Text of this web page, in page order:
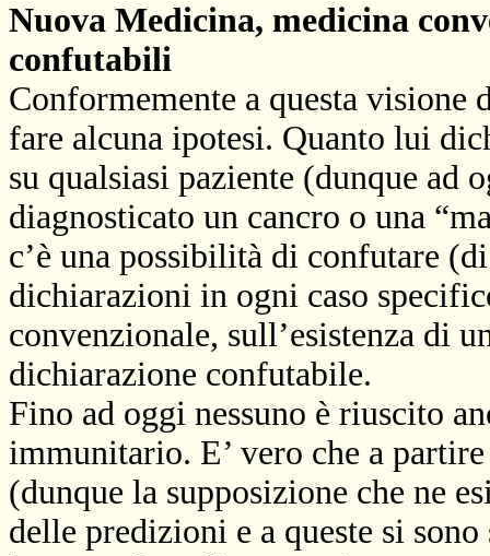
Nuova Medicina, medicina
confutabili
Conformemente a questa
fare alcuna ipotesi. Quanto lui
su qualsiasi paziente (dunque ad
diagnosticato un cancro o una
c’è una possibilità di confutare
dichiarazioni in ogni caso
convenzionale, sull’esistenza di
dichiarazione confutabile.
Fino ad oggi nessuno è riuscito
immunitario. E’ vero che a
(dunque la supposizione che ne
delle predizioni e a queste si